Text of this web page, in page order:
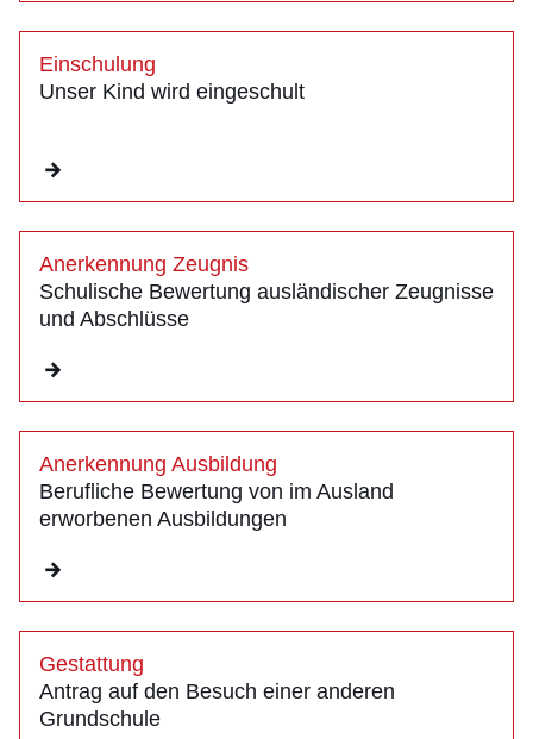
Einschulung
Unser Kind wird eingeschult
Anerkennung Zeugnis
Schulische Bewertung ausländischer Zeugnisse
und Abschlüsse
Anerkennung Ausbildung
Berufliche Bewertung von im Ausland
erworbenen Ausbildungen
Gestattung
Antrag auf den Besuch einer anderen
Grundschule